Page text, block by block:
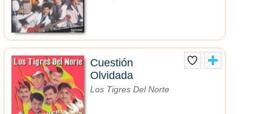
Cuestión
Olvidada
Los Tigres Del Norte